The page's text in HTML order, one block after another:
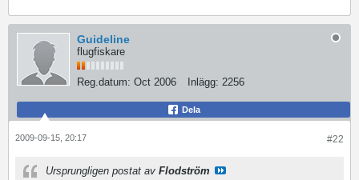
Guideline
flugfiskare
Reg.datum: Oct 2006 Inlägg: 2256
Dela
#22
2009-09-15, 20:17
Ursprungligen postat av Flodström